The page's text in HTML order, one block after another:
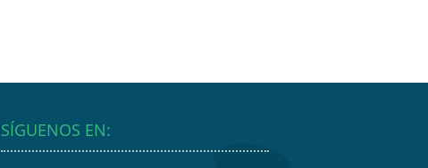
SÍGUENOS EN: